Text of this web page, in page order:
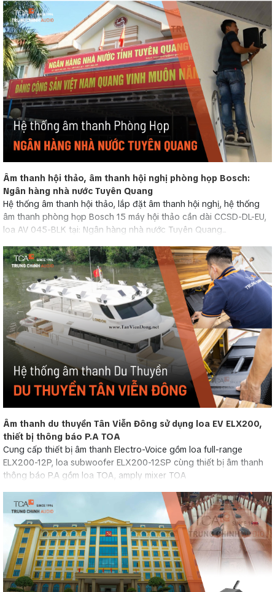
Âm thanh hội thảo, âm thanh hội nghị phòng họp Bosch:
Ngân hàng nhà nước Tuyên Quang
Hệ thống âm thanh hội thảo, lắp đặt âm thanh hội nghị, hệ thống
âm thanh phòng họp Bosch 15 máy hội thảo cần dài CCSD-DL-EU,
loa AV 045-BLK tại: Ngân hàng nhà nước Tuyên Quang...
Âm thanh du thuyền Tân Viễn Đông sử dụng loa EV ELX200,
thiết bị thông báo P.A TOA
Cung cấp thiết bị âm thanh Electro-Voice gồm loa full-range
ELX200-12P, loa subwoofer ELX200-12SP cùng thiết bị âm thanh
thông báo P.A gồm loa TOA, amply mixer TOA